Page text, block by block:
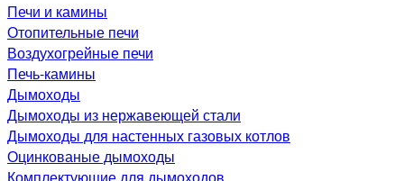
Печи и камины
Отопительные печи
Воздухогрейные печи
Печь-камины
Дымоходы
Дымоходы из нержавеющей стали
Дымоходы для настенных газовых котлов
Оцинкованые дымоходы